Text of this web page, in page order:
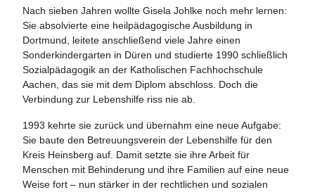
Nach sieben Jahren wollte Gisela Johlke noch mehr lernen:
Sie absolvierte eine heilpädagogische Ausbildung in
Dortmund, leitete anschließend viele Jahre einen
Sonderkindergarten in Düren und studierte 1990 schließlich
Sozialpädagogik an der Katholischen Fachhochschule
Aachen, das sie mit dem Diplom abschloss. Doch die
Verbindung zur Lebenshilfe riss nie ab.
1993 kehrte sie zurück und übernahm eine neue Aufgabe:
Sie baute den Betreuungsverein der Lebenshilfe für den
Kreis Heinsberg auf. Damit setzte sie ihre Arbeit für
Menschen mit Behinderung und ihre Familien auf eine neue
Weise fort – nun stärker in der rechtlichen und sozialen